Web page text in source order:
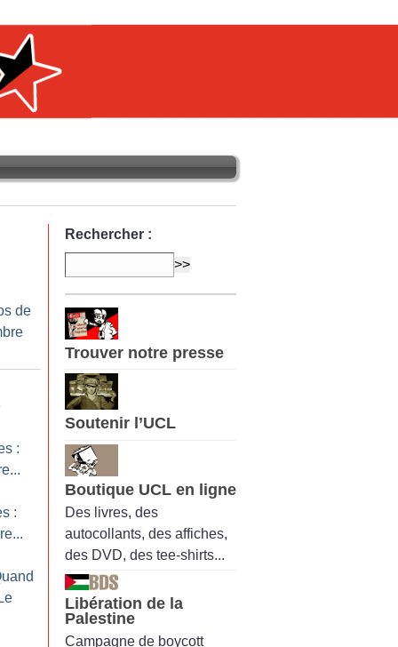
de
:
:
Rechercher :
Trouver notre presse
Soutenir l’UCL
Boutique UCL en ligne
Des livres, des
autocollants, des affiches,
des DVD, des tee-shirts...
Libération de la
Palestine
Campagne de boycott